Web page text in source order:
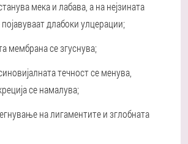
мека и лабава, а на нејзината
длабоки улцерации;
мембрана се згуснува;
течност се менува,
се намалува;
на лигаментите и зглобната